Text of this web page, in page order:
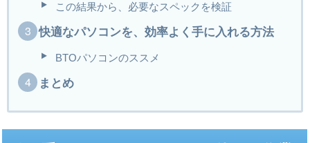
この結果から、必要なスペックを検証
快適なパソコンを、効率よく手に入れる方法
BTOパソコンのススメ
まとめ